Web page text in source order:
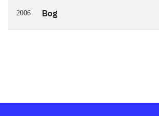
2006 Bog